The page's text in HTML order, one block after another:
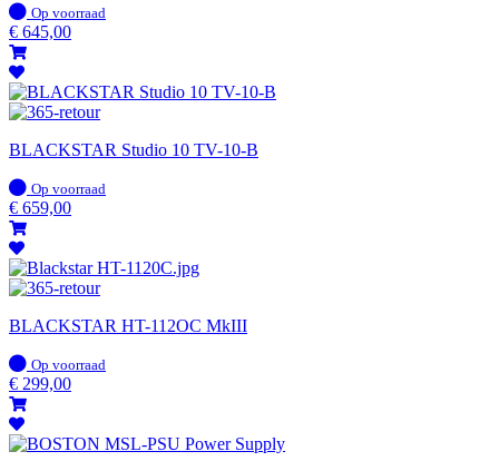
Op
voorraad
Op voorraad
€ 645,00
BLACKSTAR Studio 10 TV-10-B
Op
voorraad
Op voorraad
€ 659,00
BLACKSTAR HT-112OC MkIII
Op
voorraad
Op voorraad
€ 299,00